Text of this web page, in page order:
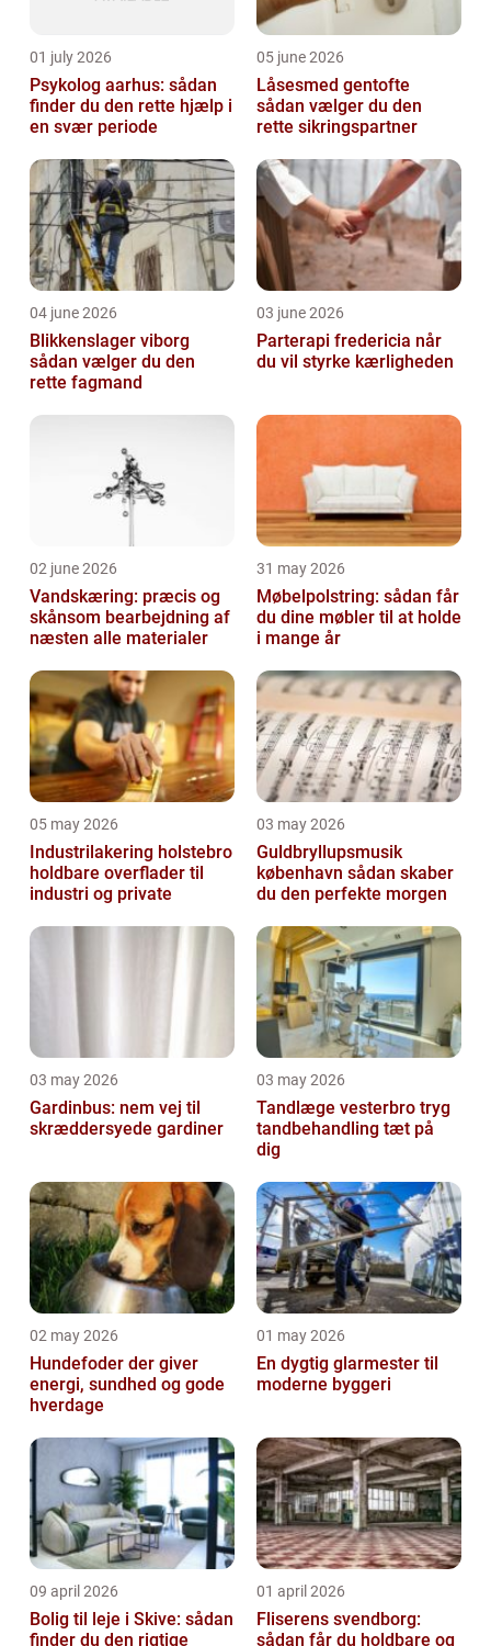
01 july 2026
Psykolog aarhus: sådan
finder du den rette hjælp i
en svær periode
05 june 2026
Låsesmed gentofte
sådan vælger du den
rette sikringspartner
04 june 2026
Blikkenslager viborg
sådan vælger du den
rette fagmand
03 june 2026
Parterapi fredericia når
du vil styrke kærligheden
02 june 2026
Vandskæring: præcis og
skånsom bearbejdning af
næsten alle materialer
31 may 2026
Møbelpolstring: sådan får
du dine møbler til at holde
i mange år
05 may 2026
Industrilakering holstebro
holdbare overflader til
industri og private
03 may 2026
Guldbryllupsmusik
københavn sådan skaber
du den perfekte morgen
03 may 2026
Gardinbus: nem vej til
skræddersyede gardiner
03 may 2026
Tandlæge vesterbro tryg
tandbehandling tæt på
dig
02 may 2026
Hundefoder der giver
energi, sundhed og gode
hverdage
01 may 2026
En dygtig glarmester til
moderne byggeri
09 april 2026
Bolig til leje i Skive: sådan
finder du den rigtige
01 april 2026
Fliserens svendborg:
sådan får du holdbare og